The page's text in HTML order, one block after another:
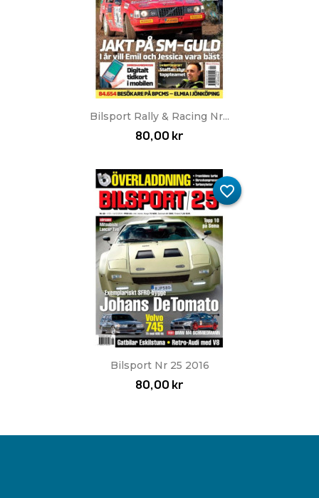
Bilsport Rally & Racing Nr...
80,00 kr
Bilsport Nr 25 2016
80,00 kr
favorite_border